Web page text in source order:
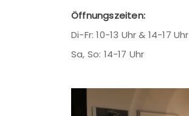
Öffnungszeiten:
Di-Fr: 10-13 Uhr & 14-17 Uhr
Sa, So: 14-17 Uhr